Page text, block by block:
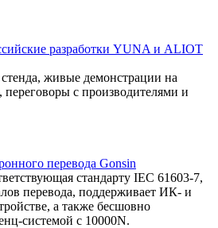
разработки YUNA и ALIOT
живые демонстрации на
переговоры с производителями и
перевода Gonsin
стандарту IEC 61603-7,
перевода, поддерживает ИК- и
а также бесшовно
системой с 10000N.